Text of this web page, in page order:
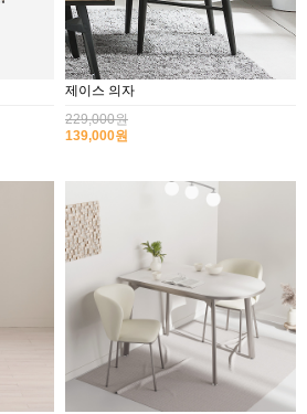
제이스 의자
229,000원
139,000원